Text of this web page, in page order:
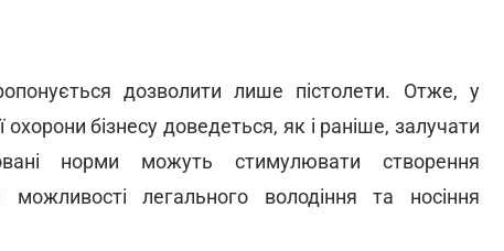
дозволити лише пістолети. Отже, у
бізнесу доведеться, як і раніше, залучати
норми можуть стимулювати створення
легального володіння та носіння